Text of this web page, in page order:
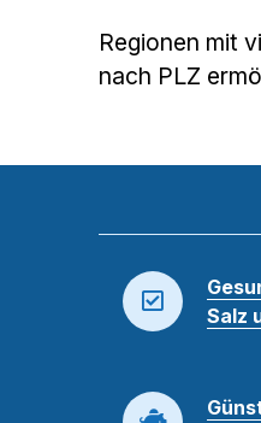
Regionen mit
nach PLZ
Salz